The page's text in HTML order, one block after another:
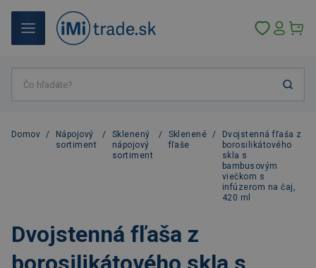
Domov /
Nápojový
sortiment
/
Sklenený
nápojový
sortiment
/
Sklenené
fľaše
/
Dvojstenná fľaša z
borosilikátového
skla s
bambusovým
viečkom s
infúzerom na čaj,
420 ml
Dvojstenná fľaša z